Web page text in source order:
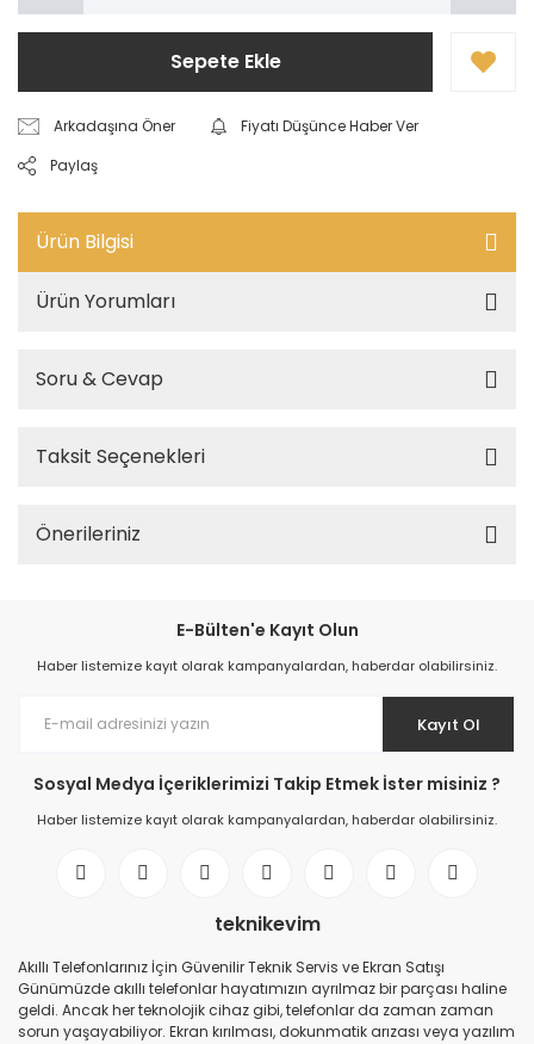
Sepete Ekle
Arkadaşına Öner
Fiyatı Düşünce Haber Ver
Paylaş
Ürün Bilgisi
Ürün Yorumları
Soru & Cevap
Taksit Seçenekleri
Önerileriniz
E-Bülten'e Kayıt Olun
Haber listemize kayıt olarak kampanyalardan, haberdar olabilirsiniz.
Kayıt Ol
Sosyal Medya İçeriklerimizi Takip Etmek İster misiniz ?
Haber listemize kayıt olarak kampanyalardan, haberdar olabilirsiniz.
teknikevim
Akıllı Telefonlarınız İçin Güvenilir Teknik Servis ve Ekran Satışı
Günümüzde akıllı telefonlar hayatımızın ayrılmaz bir parçası haline
geldi. Ancak her teknolojik cihaz gibi, telefonlar da zaman zaman
sorun yaşayabiliyor. Ekran kırılması, dokunmatik arızası veya yazılım